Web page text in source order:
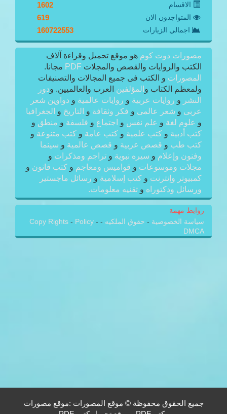
الاقسام 1602
المتواجدون الان 619
اجمالي الزيارات 160722553
مصورات دوت كوم هو موقع تحميل وقراءة آلاف
الكتب والروايات والقصص والمجلات PDF مجانا.
المصورات و الكتب فى جميع المجالات والتصنيفات
ولمعظم الكتاب و المؤلفين العرب والعالميين. ودور
النشر و روايات عربية و روايات عالمية و دواوين شعر
عربى و شعر عالمى و فكر وثقافة و التاريخ و الجغرافيا
و علوم لغة و علم نفس و اجتماع و فلسفة و منطق و
كتب أدبية و كتب علمية و كتب عامة و كتب متنوعة و
كتب طب و قصص عربية و قصص عالمية و سينما
وفنون وإعلام و سيره نبوية و تراجم ومذكرات و
مجلات وموسوعات و قواميس ومعاجم و كتب قانون و
كمبيوتر وإنترنت و كتب إسلامية و رسائل ماجستير
ورسائل ودكتوراه و تقنيه معلومات.
روابط مهمة
سياسة الخصوصية - حقوق الملكيه -
Copy Rights - Policy -
DMCA
جميع الحقوق محفوظة © موقع المصورات :موقع مصورات